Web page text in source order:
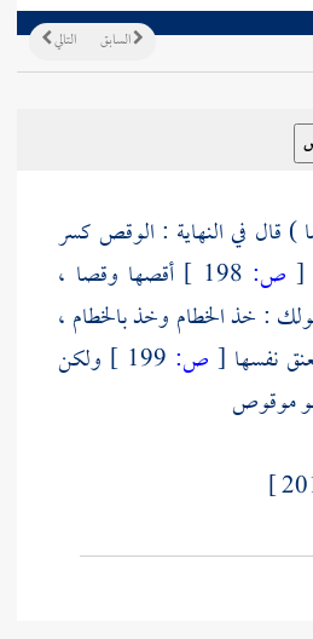
التالي السابق
) قال في النهاية : الوقص كسر
[ ص:
أقصها وقصا ،
: خذ الخطام وخذ بالخطام ،
نفسها [ ص:
ولكن
موقوص